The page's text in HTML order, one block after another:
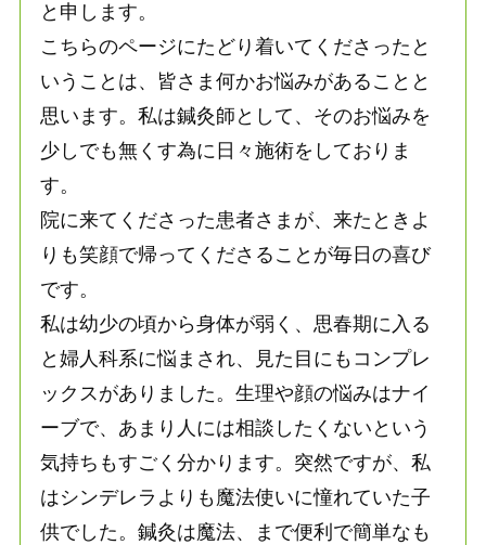
と申します。
こちらのページにたどり着いてくださったと
いうことは、皆さま何かお悩みがあることと
思います。私は鍼灸師として、そのお悩みを
少しでも無くす為に日々施術をしておりま
す。
院に来てくださった患者さまが、来たときよ
りも笑顔で帰ってくださることが毎日の喜び
です。
私は幼少の頃から身体が弱く、思春期に入る
と婦人科系に悩まされ、見た目にもコンプレ
ックスがありました。生理や顔の悩みはナイ
ーブで、あまり人には相談したくないという
気持ちもすごく分かります。突然ですが、私
はシンデレラよりも魔法使いに憧れていた子
供でした。鍼灸は魔法、まで便利で簡単なも